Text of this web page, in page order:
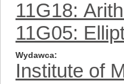
11G18:
11G05:
Wydawca
Institute of